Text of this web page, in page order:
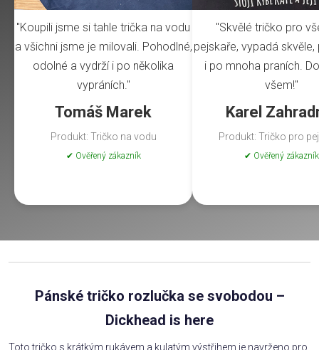
"Koupili jsme si tahle trička na vodu
a všichni jsme je milovali. Pohodlné,
odolné a vydrží i po několika
vypráních."
Tomáš Marek
Produkt: Tričko na vodu
✔ Ověřený zákazník
"Skvělé tričko pro
pejskaře, vypadá
i po mnoha praních.
všem!"
Karel
Produkt: Tričko pro
✔ Ověřený zákazník
Pánské tričko rozlučka se svobodou –
Dickhead is here
Toto tričko s krátkým rukávem a kulatým výstřihem je navrženo pro